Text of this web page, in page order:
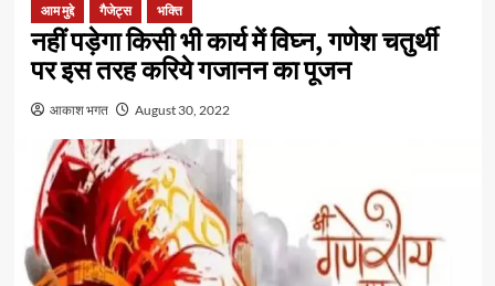
आम मुद्दे गैजेट्स भक्ति
नहीं पड़ेगा किसी भी कार्य में विघ्न, गणेश चतुर्थी
पर इस तरह करिये गजानन का पूजन
आकाश भगत August 30, 2022